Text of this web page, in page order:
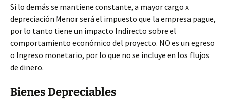
Si lo demás se mantiene constante, a mayor cargo x
depreciación Menor será el impuesto que la empresa pague,
por lo tanto tiene un impacto Indirecto sobre el
comportamiento económico del proyecto. NO es un egreso
o Ingreso monetario, por lo que no se incluye en los flujos
de dinero.
Bienes Depreciables